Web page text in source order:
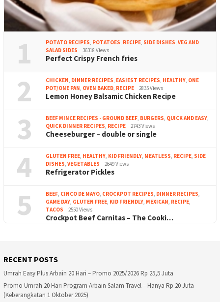
1 POTATO RECIPES, POTATOES, RECIPE, SIDE DISHES, VEG AND
SALAD SIDES
36318 Views
Perfect Crispy French fries
2 CHICKEN, DINNER RECIPES, EASIEST RECIPES, HEALTHY, ONE
POT/ONE PAN, OVEN BAKED, RECIPE 2835 Views
Lemon Honey Balsamic Chicken Recipe
3 BEEF MINCE RECIPES - GROUND BEEF, BURGERS, QUICK AND EASY,
QUICK DINNER RECIPES, RECIPE 2743 Views
Cheeseburger – double or single
4 GLUTEN FREE, HEALTHY, KID FRIENDLY, MEATLESS, RECIPE, SIDE
DISHES, VEGETABLES 2649 Views
Refrigerator Pickles
5 BEEF, CINCO DE MAYO, CROCKPOT RECIPES, DINNER RECIPES,
GAME DAY, GLUTEN FREE, KID FRIENDLY, MEXICAN, RECIPE,
TACOS
2550 Views
Crockpot Beef Carnitas – The Cooki…
RECENT POSTS
Umrah Easy Plus Arbain 20 Hari – Promo 2025/2026 Rp 25,5 Juta
Promo Umrah 20 Hari Program Arbain Salam Travel – Hanya Rp 20 Juta
(Keberangkatan 1 Oktober 2025)